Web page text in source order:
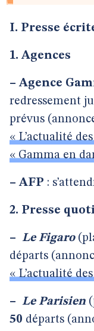
I. Presse
1. Agences
– Agence
redressement
prévus
« L’actualité
« Gamma en
– AFP :
2. Presse
– Le Figaro
départs
« L’actualité
– Le Parisien
50 départs